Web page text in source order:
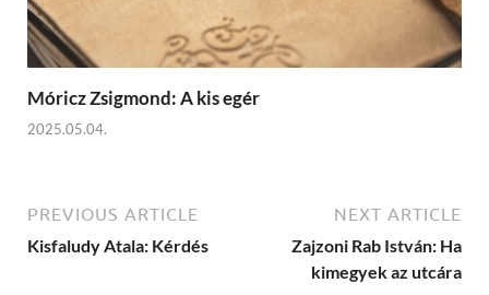
Móricz Zsigmond: A kis egér
2025.05.04.
PREVIOUS ARTICLE
Kisfaludy Atala: Kérdés
NEXT ARTICLE
Zajzoni Rab István: Ha
kimegyek az utcára